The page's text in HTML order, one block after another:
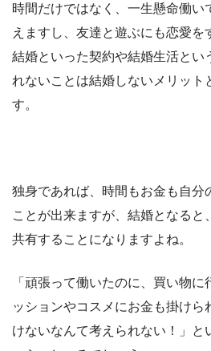
時間だけではなく、一生懸命働い
えますし、友達と遊ぶにも恋愛を
結婚といった契約や結婚生活とい
れないことは結婚しないメリット
す。
独身であれば、時間もお金も自分
ことが出来ますが、結婚となると
共有することになりますよね。
「頑張って働いたのに、買い物
ッションやコスメにお金も掛けら
けないなんて考えられない！」と